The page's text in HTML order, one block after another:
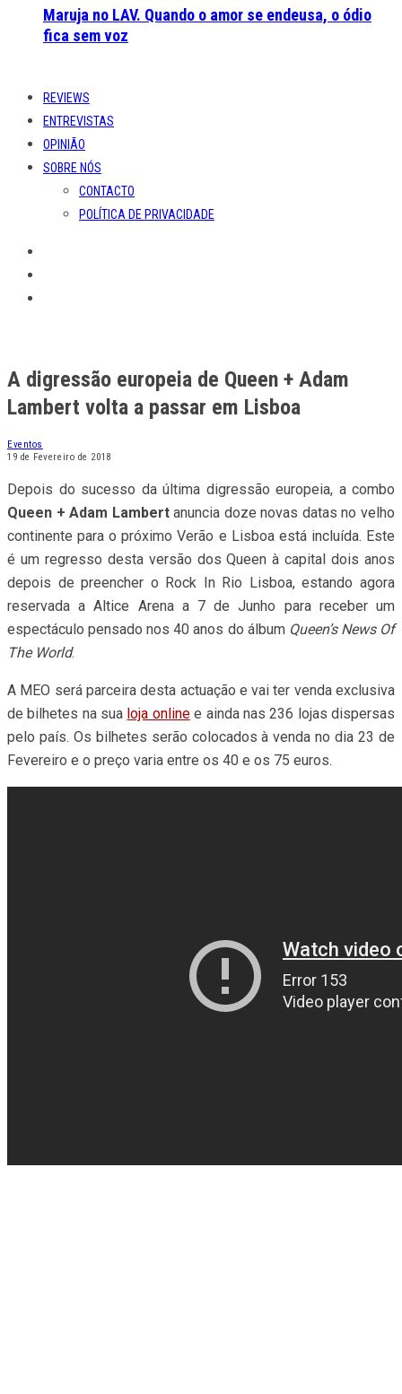
Maruja no LAV. Quando o amor se endeusa, o ódio
fica sem voz
REVIEWS
ENTREVISTAS
OPINIÃO
SOBRE NÓS
CONTACTO
POLÍTICA DE PRIVACIDADE
A digressão europeia de Queen + Adam
Lambert volta a passar em Lisboa
Eventos
19 de Fevereiro de 2018
Depois do sucesso da última digressão europeia, a combo
Queen + Adam Lambertanuncia doze novas datas no velho
continente para o próximo Verão e Lisboa está incluída. Este
é um regresso desta versão dos Queen à capital dois anos
depois de preencher o Rock In Rio Lisboa, estando agora
reservada a Altice Arena a 7 de Junho para receber um
espectáculo pensado nos 40 anos do álbum Queen’s News Of
The World.
A MEO será parceira desta actuação e vai ter venda exclusiva
de bilhetes na sua loja onlinee ainda nas 236 lojas dispersas
pelo país. Os bilhetes serão colocados à venda no dia 23 de
Fevereiro e o preço varia entre os 40 e os 75 euros.